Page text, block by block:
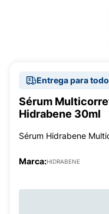
Entrega para
Sérum
Hidrabene 30ml
Sérum Hidrabene
Marca:HIDRABENE